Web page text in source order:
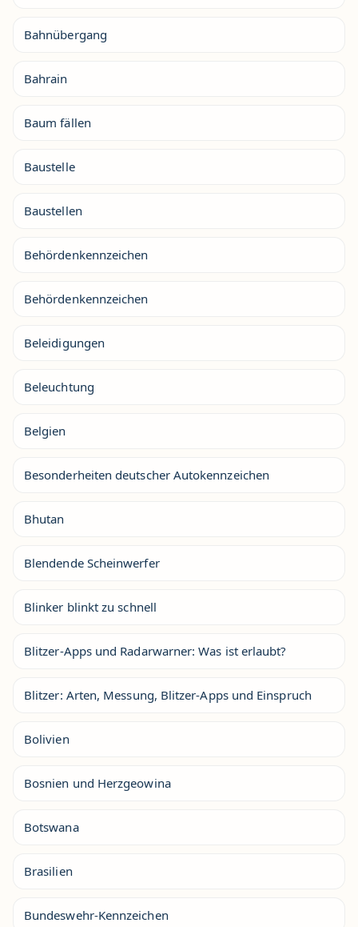
Bahnübergang
Bahrain
Baum fällen
Baustelle
Baustellen
Behördenkennzeichen
Behördenkennzeichen
Beleidigungen
Beleuchtung
Belgien
Besonderheiten deutscher Autokennzeichen
Bhutan
Blendende Scheinwerfer
Blinker blinkt zu schnell
Blitzer-Apps und Radarwarner: Was ist erlaubt?
Blitzer: Arten, Messung, Blitzer-Apps und Einspruch
Bolivien
Bosnien und Herzgeowina
Botswana
Brasilien
Bundeswehr-Kennzeichen